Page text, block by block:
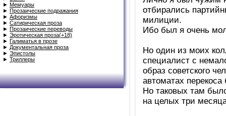
► Мемуары
► Прозаические подражания
► Афоризмы
► Сатирическая проза
► Прозаические переводы
► Эротическая проза(+18)
► Галиматья в прозе
► Документальная проза
► Эпистолы
► Триллеры
отбирались
милиции.
Ибо был я очень
Но один из моих
специалист с
образ советского
автоматах
Но таковых там
на целых три